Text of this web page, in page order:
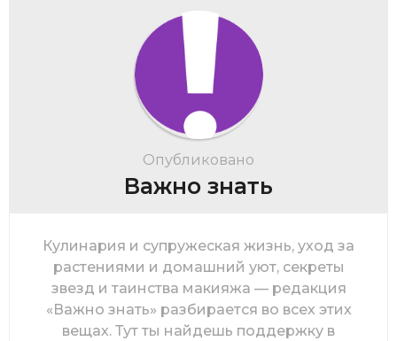
Опубликовано
Важно знать
Кулинария и супружеская жизнь, уход за
растениями и домашний уют, секреты
звезд и таинства макияжа — редакция
«Важно знать» разбирается во всех этих
вещах. Тут ты найдешь поддержку в